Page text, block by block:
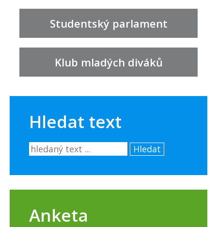
Studentský parlament
Klub mladých diváků
Hledat text
Hledat
Anketa